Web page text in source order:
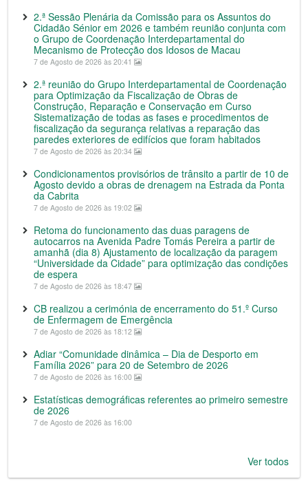
2.ª Sessão Plenária da Comissão para os Assuntos do
Cidadão Sénior em 2026 e também reunião conjunta com
o Grupo de Coordenação Interdepartamental do
Mecanismo de Protecção dos Idosos de Macau
7 de Agosto de 2026 às 20:41
2.ª reunião do Grupo Interdepartamental de Coordenação
para Optimização da Fiscalização de Obras de
Construção, Reparação e Conservação em Curso
Sistematização de todas as fases e procedimentos de
fiscalização da segurança relativas a reparação das
paredes exteriores de edifícios que foram habitados
7 de Agosto de 2026 às 20:34
Condicionamentos provisórios de trânsito a partir de 10 de
Agosto devido a obras de drenagem na Estrada da Ponta
da Cabrita
7 de Agosto de 2026 às 19:02
Retoma do funcionamento das duas paragens de
autocarros na Avenida Padre Tomás Pereira a partir de
amanhã (dia 8) Ajustamento de localização da paragem
“Universidade da Cidade” para optimização das condições
de espera
7 de Agosto de 2026 às 18:47
CB realizou a cerimónia de encerramento do 51.º Curso
de Enfermagem de Emergência
7 de Agosto de 2026 às 18:12
Adiar “Comunidade dinâmica – Dia de Desporto em
Família 2026” para 20 de Setembro de 2026
7 de Agosto de 2026 às 16:00
Estatísticas demográficas referentes ao primeiro semestre
de 2026
7 de Agosto de 2026 às 16:00
Ver todos